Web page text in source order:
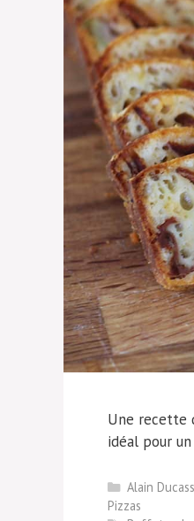
Une recette
idéal pour
Catégories
Alain
Pizzas